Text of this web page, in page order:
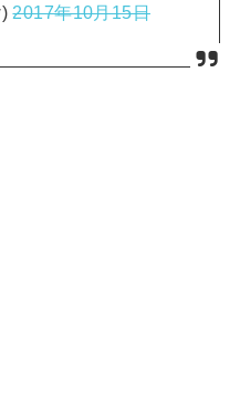
2017年10月15日